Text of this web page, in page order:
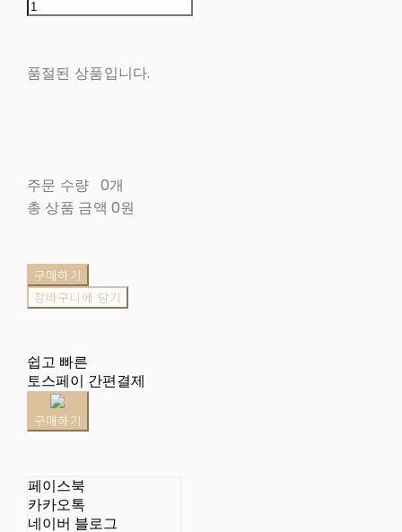
품절된 상품입니다.
주문 수량 0개
총 상품 금액 0원
구매하기
장바구니에 담기
쉽고 빠른
토스페이 간편결제
구매하기
페이스북
카카오톡
네이버 블로그